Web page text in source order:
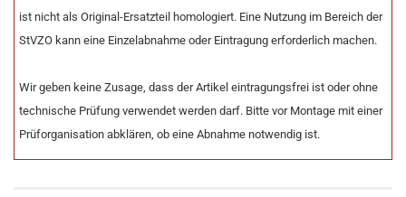
ist nicht als Original-Ersatzteil homologiert. Eine Nutzung im Bereich der
StVZO kann eine Einzelabnahme oder Eintragung erforderlich machen.
Wir geben keine Zusage, dass der Artikel eintragungsfrei ist oder ohne
technische Prüfung verwendet werden darf. Bitte vor Montage mit einer
Prüforganisation abklären, ob eine Abnahme notwendig ist.